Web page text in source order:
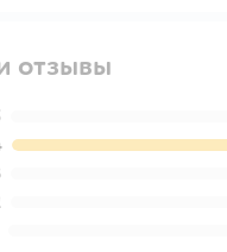
отзывы